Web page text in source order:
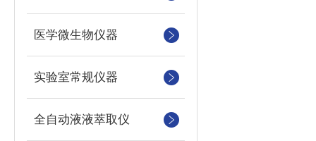
医学微生物仪器
实验室常规仪器
全自动液液萃取仪